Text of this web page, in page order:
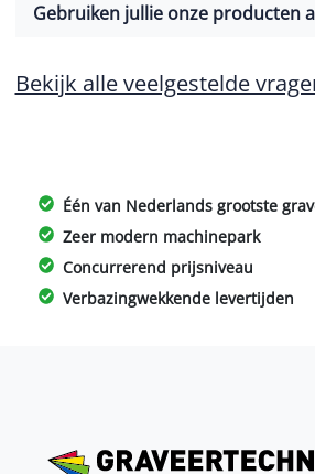
Gebruiken jullie onze producten
Bekijk alle veelgestelde
Één van Nederlands grootste
Zeer modern machinepark
Concurrerend prijsniveau
Verbazingwekkende levertijden